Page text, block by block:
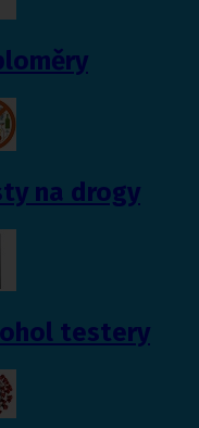
na drogy
testery